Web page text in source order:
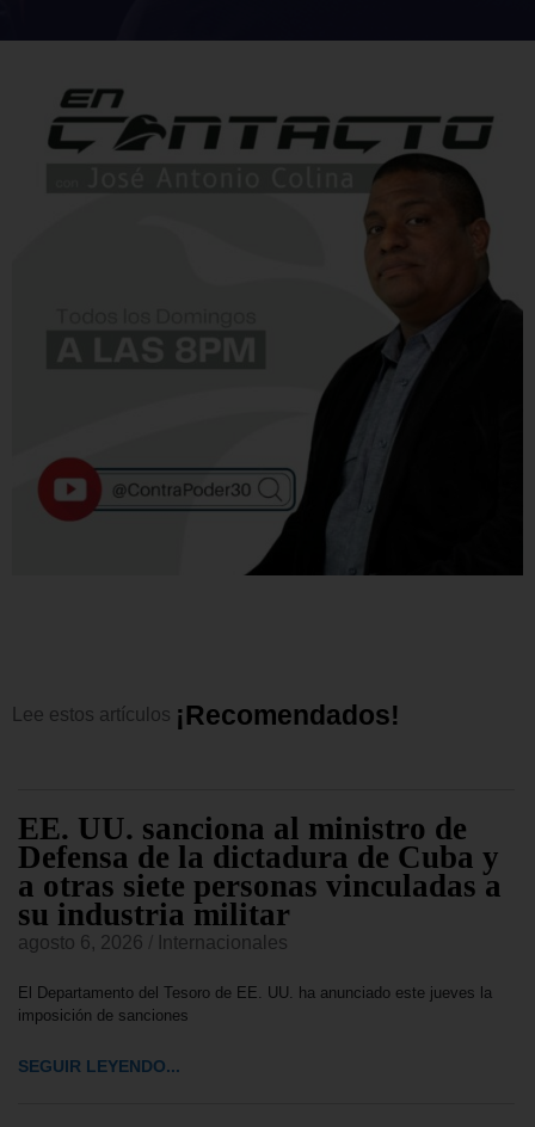
Lee estos artículos ¡Recomend ad os!
EE. UU. sanciona al ministro de
Defensa de la dictadura de Cuba y
a otras siete personas vinculadas a
su industria militar
agosto 6, 2026 Internacionales
El Departamento del Tesoro de EE. UU. ha anunciado este jueves la
imposición de sanciones
SEGUIR LEYENDO...